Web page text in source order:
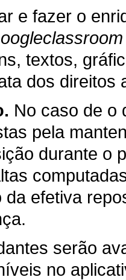
e fazer o
textos,
dos direitos
No caso de o
pela
durante o
da efetiva
serão
no